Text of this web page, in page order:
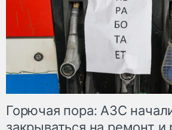
Горючая пора: АЗС